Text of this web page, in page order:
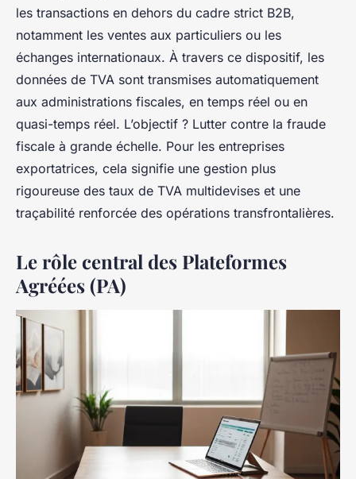
les transactions en dehors du cadre strict B2B,
notamment les ventes aux particuliers ou les
échanges internationaux. À travers ce dispositif, les
données de TVA sont transmises automatiquement
aux administrations fiscales, en temps réel ou en
quasi-temps réel. L’objectif ? Lutter contre la fraude
fiscale à grande échelle. Pour les entreprises
exportatrices, cela signifie une gestion plus
rigoureuse des taux de TVA multidevises et une
traçabilité renforcée des opérations transfrontalières.
Le rôle central des Plateformes
Agréées (PA)